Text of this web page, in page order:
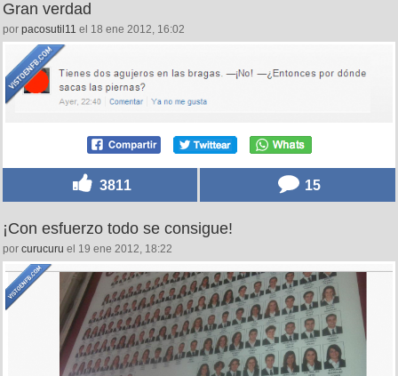
Gran verdad
por pacosutil11 el 18 ene 2012, 16:02
3811 15
¡Con esfuerzo todo se consigue!
por curucuru el 19 ene 2012, 18:22